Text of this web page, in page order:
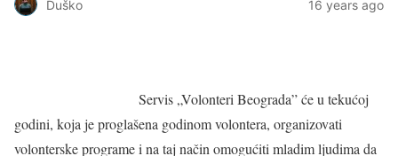
Duško 16 years ago
Servis „Volonteri Beograda” će u tekućoj
godini, koja je proglašena godinom volontera, organizovati
volonterske programe i na taj način omogućiti mladim ljudima da